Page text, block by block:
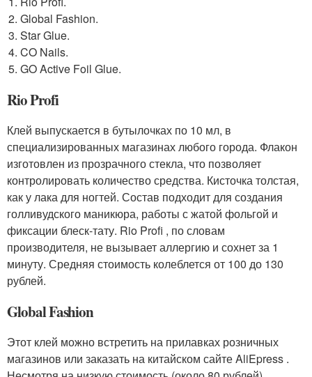
Global Fashion.
Star Glue.
CO Nails.
GO Active Foil Glue.
Rio Profi
Клей выпускается в бутылочках по 10 мл, в
специализированных магазинах любого города. Флакон
изготовлен из прозрачного стекла, что позволяет
контролировать количество средства. Кисточка толстая,
как у лака для ногтей. Состав подходит для создания
голливудского маникюра, работы с жатой фольгой и
фиксации блеск-тату. Rio Profi , по словам
производителя, не вызывает аллергию и сохнет за 1
минуту. Средняя стоимость колеблется от 100 до 130
рублей.
Global Fashion
Этот клей можно встретить на прилавках розничных
магазинов или заказать на китайском сайте AliEpress .